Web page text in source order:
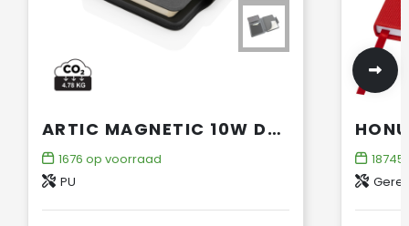
ARTIC MAGNETIC 10W DRAADLOOS OPLAADBAAR A5-NOTITIEBOEK
1676 op voorraad
PU